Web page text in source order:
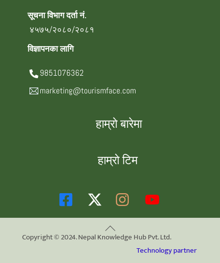
सूचना विभाग दर्ता नं.
४५७५/२०८०/२०८१
विज्ञापनका लागि
9851076362
marketing@tourismface.com
हाम्रो बारेमा
हाम्रो टिम
Back
To
Copyright © 2024. Nepal Knowledge Hub Pvt. Ltd.
Technology partner